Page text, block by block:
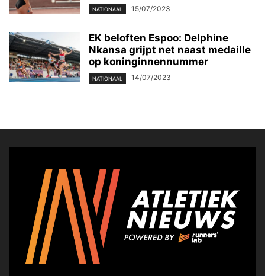
NATIONAAL 15/07/2023
EK beloften Espoo: Delphine
Nkansa grijpt net naast medaille
op koninginnennummer
NATIONAAL 14/07/2023